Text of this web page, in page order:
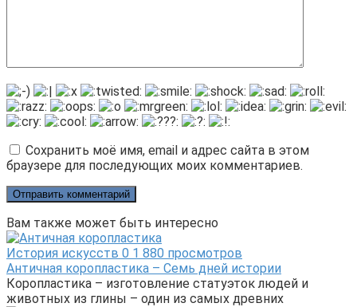
Сохранить моё имя, email и адрес сайта в этом
браузере для последующих моих комментариев.
Вам также может быть интересно
История искусств 0 1 880 просмотров
Античная коропластика – Семь дней истории
Коропластика – изготовление статуэток людей и
животных из глины – один из самых древних